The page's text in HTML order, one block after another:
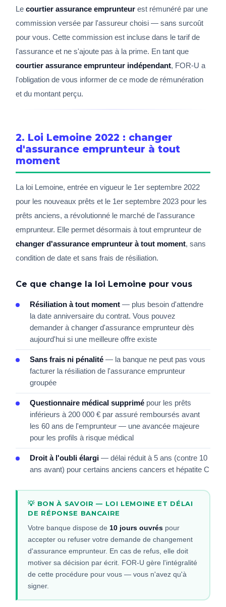
Lecourtier assurance emprunteur est rémunéré par une
commission versée par l'assureur choisi — sans surcoût
pour vous. Cette commission est incluse dans le tarif de
l'assurance et ne s'ajoute pas à la prime. En tant que
courtier assurance emprunteur indépendant, FOR-U a
l'obligation de vous informer de ce mode de rémunération
et du montant perçu.
2. Loi Lemoine 2022 : changer
d'assurance emprunteur à tout
moment
La loi Lemoine, entrée en vigueur le 1er septembre 2022
pour les nouveaux prêts et le 1er septembre 2023 pour les
prêts anciens, a révolutionné le marché de l'assurance
emprunteur. Elle permet désormais à tout emprunteur de
changer d'assurance emprunteur à tout moment, sans
condition de date et sans frais de résiliation.
Ce que change la loi Lemoine pour vous
Résiliation à tout moment — plus besoin d'attendre
la date anniversaire du contrat. Vous pouvez
demander à changer d'assurance emprunteur dès
aujourd'hui si une meilleure offre existe
Sans frais ni pénalité — la banque ne peut pas vous
facturer la résiliation de l'assurance emprunteur
groupée
Questionnaire médical supprimé pour les prêts
inférieurs à 200 000 € par assuré remboursés avant
les 60 ans de l'emprunteur — une avancée majeure
pour les profils à risque médical
Droit à l'oubli élargi — délai réduit à 5 ans (contre 10
ans avant) pour certains anciens cancers et hépatite C
💡 BON À SAVOIR — LOI LEMOINE ET DÉLAI
DE RÉPONSE BANCAIRE
Votre banque dispose de 10 jours ouvrés pour
accepter ou refuser votre demande de changement
d'assurance emprunteur. En cas de refus, elle doit
motiver sa décision par écrit. FOR-U gère l'intégralité
de cette procédure pour vous — vous n'avez qu'à
signer.